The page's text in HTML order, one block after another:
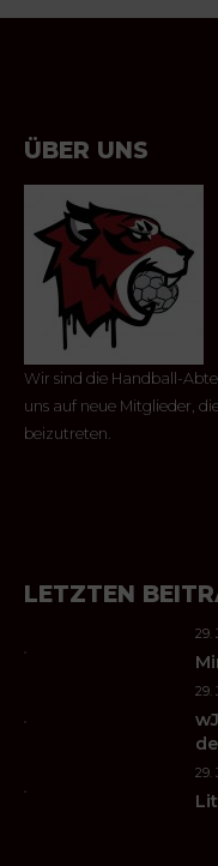
ÜBER UNS
Wir sind die Handball-
uns auf neue Mitglieder,
beizutreten.
LETZTEN
29.
29.
29.